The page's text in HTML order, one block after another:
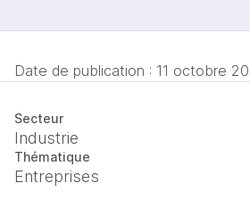
Date de publication : 11 octobre
Secteur
Industrie
Thématique
Entreprises